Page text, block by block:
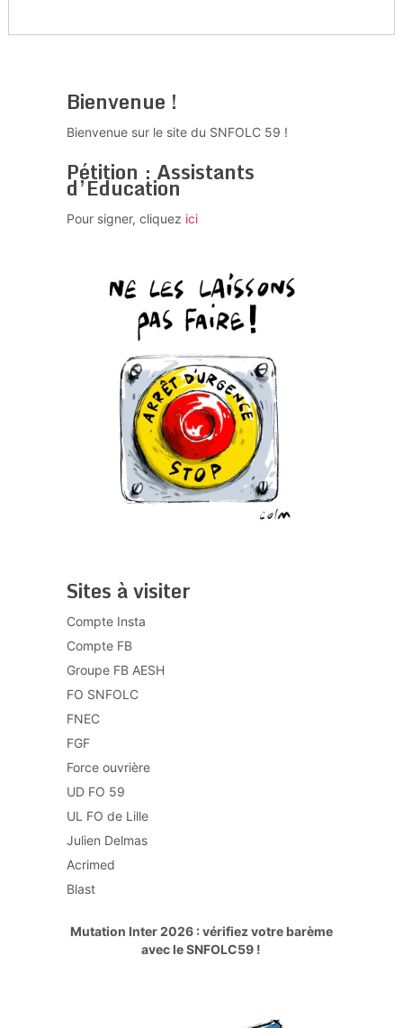
Bienvenue !
Bienvenue sur le site du SNFOLC 59 !
Pétition : Assistants
d’Education
Pour signer, cliquez ici
Sites à visiter
Compte Insta
Compte FB
Groupe FB AESH
FO SNFOLC
FNEC
FGF
Force ouvrière
UD FO 59
UL FO de Lille
Julien Delmas
Acrimed
Blast
Mutation Inter 2026 : vérifiez votre barème
avec le SNFOLC59 !